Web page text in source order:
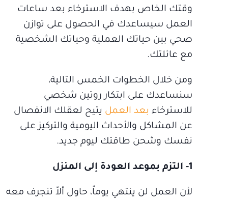
وقتك الخاص بهدف الاسترخاء بعد ساعات
العمل سيساعدك في الحصول على توازن
صحي بين حياتك العملية وحياتك الشخصية
مع عائلتك.
ومن خلال الخطوات الخمس التالية،
سنساعدك على ابتكار روتين شخصي
للاسترخاء بعد العمل يتيح لعقلك الانفصال
عن المشاكل والأحداث اليومية والتركيز على
نفسك وشحن طاقتك ليوم جديد.
1- التزم بموعد العودة إلى المنزل
لأن العمل لن ينتهي يوماً، حاول ألاّ تنجرف معه